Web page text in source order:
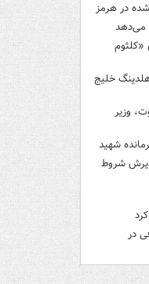
در هرمز
می‌دهد
«کلثوم
هلدینگ خلیج
وزیر
شهید
شروط
در